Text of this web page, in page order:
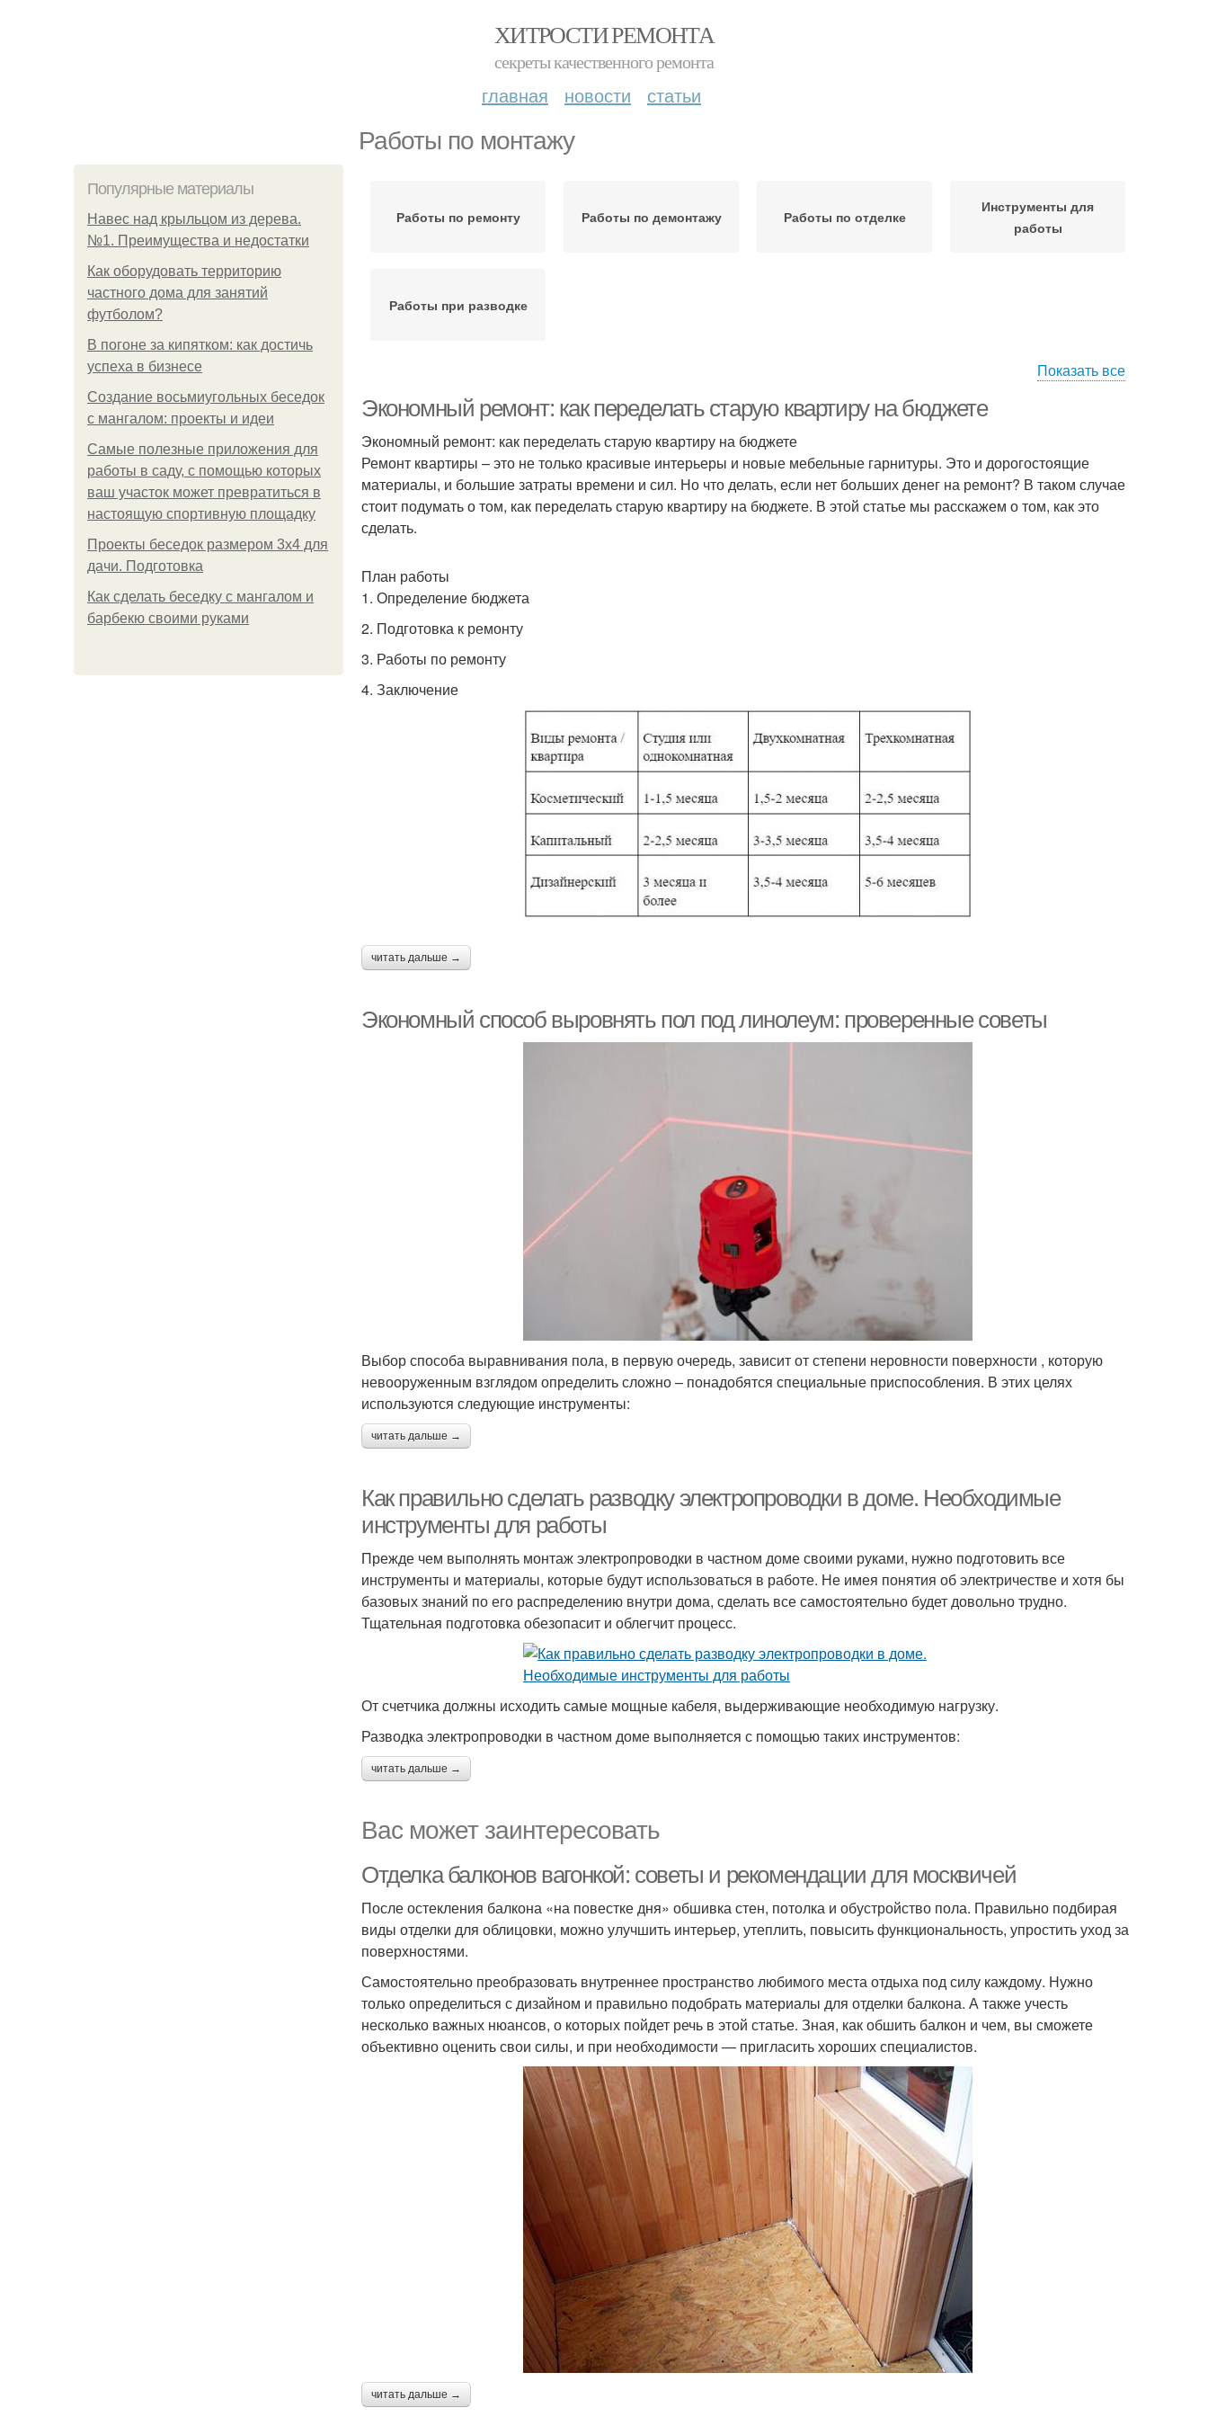
ХИТРОСТИ РЕМОНТА
секреты качественного ремонта
главная новости статьи
Работы по монтажу
Популярные материалы
Навес над крыльцом из дерева.
№1. Преимущества и недостатки
Как оборудовать территорию
частного дома для занятий
футболом?
В погоне за кипятком: как достичь
успеха в бизнесе
Создание восьмиугольных беседок
с мангалом: проекты и идеи
Самые полезные приложения для
работы в саду, с помощью которых
ваш участок может превратиться в
настоящую спортивную площадку
Проекты беседок размером 3х4 для
дачи. Подготовка
Как сделать беседку с мангалом и
барбекю своими руками
Работы по ремонту Работы по демонтажу Работы по отделке
Инструменты для
работы
Работы при разводке
Показать все
Экономный ремонт: как переделать старую квартиру на бюджете
Экономный ремонт: как переделать старую квартиру на бюджете
Ремонт квартиры – это не только красивые интерьеры и новые мебельные гарнитуры. Это и дорогостоящие
материалы, и большие затраты времени и сил. Но что делать, если нет больших денег на ремонт? В таком случае
стоит подумать о том, как переделать старую квартиру на бюджете. В этой статье мы расскажем о том, как это
сделать.
План работы
1. Определение бюджета
2. Подготовка к ремонту
3. Работы по ремонту
4. Заключение
читать дальше →
Экономный способ выровнять пол под линолеум: проверенные советы
Выбор способа выравнивания пола, в первую очередь, зависит от степени неровности поверхности , которую
невооруженным взглядом определить сложно – понадобятся специальные приспособления. В этих целях
используются следующие инструменты:
читать дальше →
Как правильно сделать разводку электропроводки в доме. Необходимые
инструменты для работы
Прежде чем выполнять монтаж электропроводки в частном доме своими руками, нужно подготовить все
инструменты и материалы, которые будут использоваться в работе. Не имея понятия об электричестве и хотя бы
базовых знаний по его распределению внутри дома, сделать все самостоятельно будет довольно трудно.
Тщательная подготовка обезопасит и облегчит процесс.
От счетчика должны исходить самые мощные кабеля, выдерживающие необходимую нагрузку.
Разводка электропроводки в частном доме выполняется с помощью таких инструментов:
читать дальше →
Вас может заинтересовать
Отделка балконов вагонкой: советы и рекомендации для москвичей
После остекления балкона «на повестке дня» обшивка стен, потолка и обустройство пола. Правильно подбирая
виды отделки для облицовки, можно улучшить интерьер, утеплить, повысить функциональность, упростить уход за
поверхностями.
Самостоятельно преобразовать внутреннее пространство любимого места отдыха под силу каждому. Нужно
только определиться с дизайном и правильно подобрать материалы для отделки балкона. А также учесть
несколько важных нюансов, о которых пойдет речь в этой статье. Зная, как обшить балкон и чем, вы сможете
объективно оценить свои силы, и при необходимости — пригласить хороших специалистов.
читать дальше →